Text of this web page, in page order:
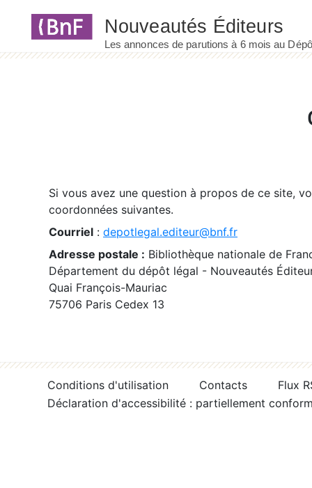
Si vous avez une question à propos de ce site,
coordonnées suivantes.
Courriel : depotlegal.editeur@bnf.fr
Adresse postale : Bibliothèque nationale de
Département du dépôt légal - Nouveautés
Quai François-Mauriac
75706 Paris Cedex 13
Conditions d'utilisation Contacts
Flux
Déclaration d'accessibilité : partiellement